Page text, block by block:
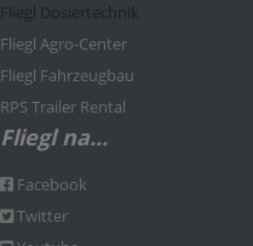
Fliegl Dosiertechnik
Fliegl Agro-Center
Fliegl Fahrzeugbau
RPS Trailer Rental
Fliegl na...
Facebook
Twitter